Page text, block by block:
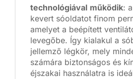
technológiával működik:
kevert sóoldatot finom
amelyet a beépített
levegőbe. Így kialakul a
jellemző légkör, mely
számára biztonságos és
éjszakai használatra is